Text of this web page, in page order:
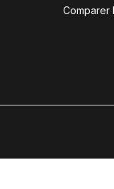
Comparer